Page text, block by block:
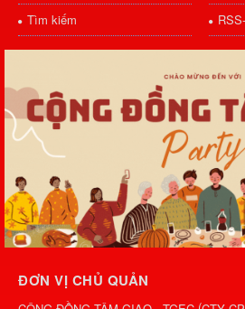
Tìm kiếm
ĐƠN VỊ CHỦ QUẢN